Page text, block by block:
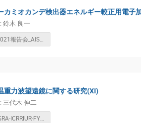
カミオカンデ検出器エネルギー較正用電子
: 鈴木 良一
重力波望遠鏡に関する研究(XI)
: 三代木 伸二
KAGRA-ICRRIUR-FY2021.pdf